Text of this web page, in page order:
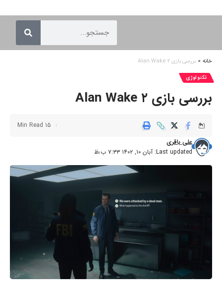
خانه » بررسی بازی Alan Wake ۲
تکنولوژی
بررسی بازی Alan Wake ۲
Last updated: آبان ۱۰, ۱۴۰۲ ۷:۳۳ ب٫ظ
علی باقری
15 Min Read